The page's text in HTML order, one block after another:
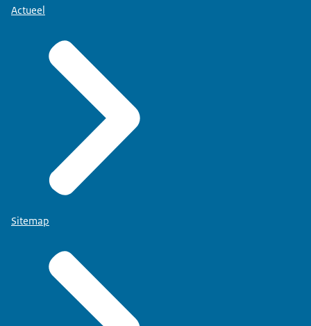
Actueel
Sitemap